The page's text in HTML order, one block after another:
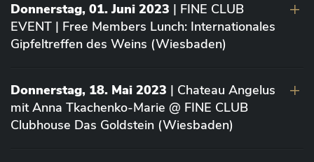
Donnerstag, 01. Juni 2023 | FINE CLUB
EVENT | Free Members Lunch: Internationales
Gipfeltreffen des Weins (Wiesbaden)
Donnerstag, 18. Mai 2023 | Chateau Angelus
mit Anna Tkachenko-Marie @ FINE CLUB
Clubhouse Das Goldstein (Wiesbaden)